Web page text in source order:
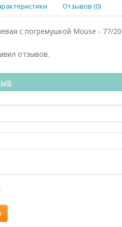
Отзывов (0)
с погремушкой Mouse - 77/
отзывов.